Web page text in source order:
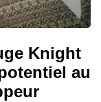
Knight
au